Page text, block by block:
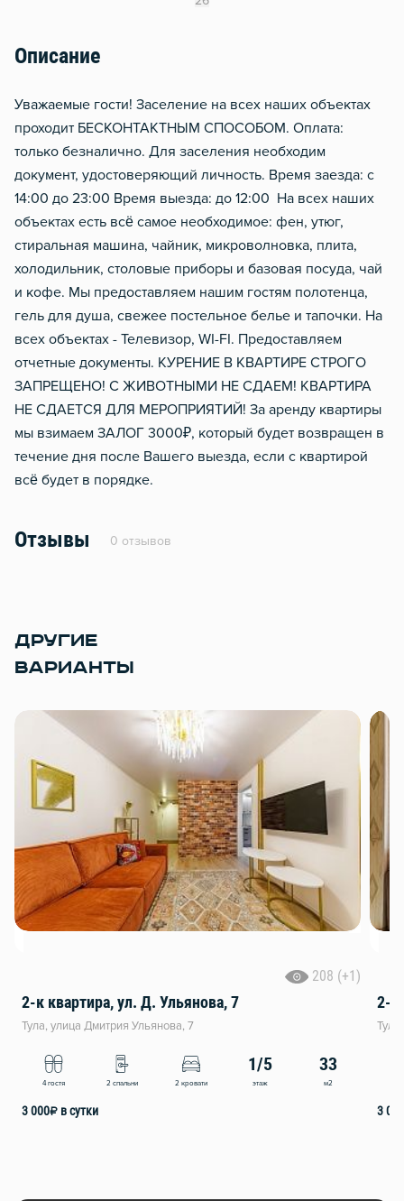
Описание
Уважаемые гости! Заселение на всех наших объектах
проходит БЕСКОНТАКТНЫМ СПОСОБОМ. Оплата:
только безналично. Для заселения необходим
документ, удостоверяющий личность. Время заезда: с
14:00 до 23:00 Время выезда: до 12:00 На всех наших
объектах есть всё самое необходимое: фен, утюг,
стиральная машина, чайник, микроволновка, плита,
холодильник, столовые приборы и базовая посуда, чай
и кофе. Мы предоставляем нашим гостям полотенца,
гель для душа, свежее постельное белье и тапочки. На
всех объектах - Телевизор, WI-FI. Предоставляем
отчетные документы. КУРЕНИЕ В КВАРТИРЕ СТРОГО
ЗАПРЕЩЕНО! С ЖИВОТНЫМИ НЕ СДАЕМ! КВАРТИРА
НЕ СДАЕТСЯ ДЛЯ МЕРОПРИЯТИЙ! За аренду квартиры
мы взимаем ЗАЛОГ 3000₽, который будет возвращен в
течение дня после Вашего выезда, если с квартирой
всё будет в порядке.
Отзывы 0 отзывов
ДРУГИЕ
ВАРИАНТЫ
208 (+1)
2-к квартира, ул. Д. Ульянова, 7
Тула, улица Дмитрия Ульянова, 7
4 гостя 2 спальни 2 кровати
1/5
этаж
33
м2
3 000₽ в сутки
2-к
3 000